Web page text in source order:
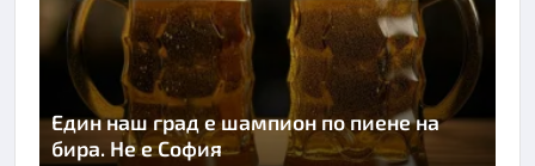
Един наш град е шампион по пиене на
бира. Не е София